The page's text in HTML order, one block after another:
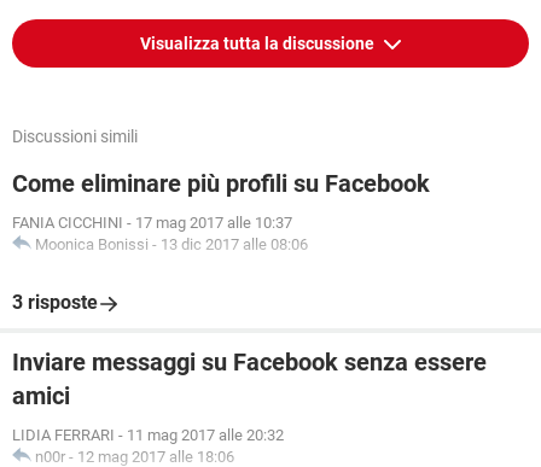
Visualizza tutta la discussione
Discussioni simili
Come eliminare più profili su Facebook
FANIA CICCHINI - 17 mag 2017 alle 10:37
Moonica Bonissi - 13 dic 2017 alle 08:06
3 risposte
Inviare messaggi su Facebook senza essere
amici
LIDIA FERRARI - 11 mag 2017 alle 20:32
n00r - 12 mag 2017 alle 18:06